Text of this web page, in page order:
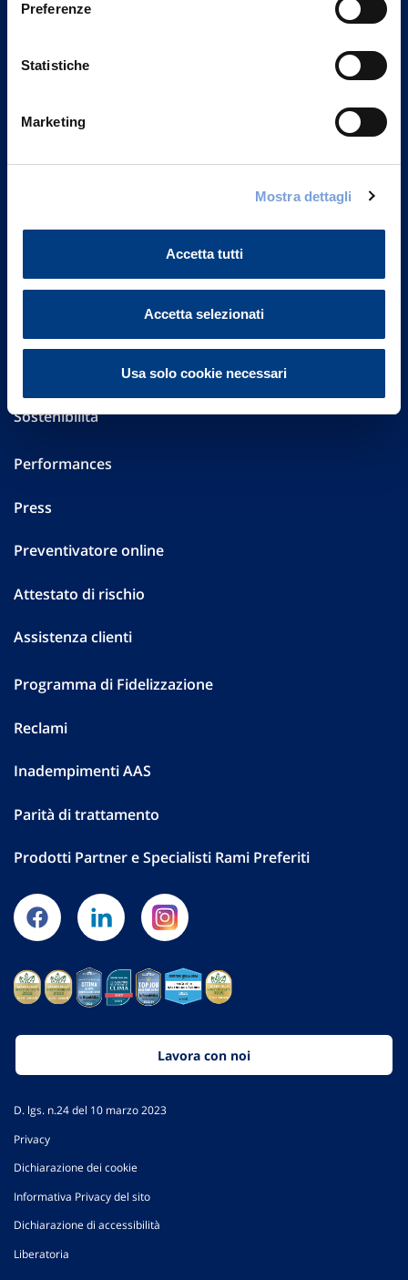
Preferenze
Statistiche
Marketing
Mostra dettagli
Accetta tutti
Accetta selezionati
Usa solo cookie necessari
Vittoria Assicurazioni S.p.A.
Governance
Altre informazioni
Sostenibilità
Performances
Press
Preventivatore online
Attestato di rischio
Assistenza clienti
Programma di Fidelizzazione
Reclami
Inadempimenti AAS
Parità di trattamento
Prodotti Partner e Specialisti Rami Preferiti
Lavora con noi
D. lgs. n.24 del 10 marzo 2023
Privacy
Dichiarazione dei cookie
Informativa Privacy del sito
Dichiarazione di accessibilità
Liberatoria